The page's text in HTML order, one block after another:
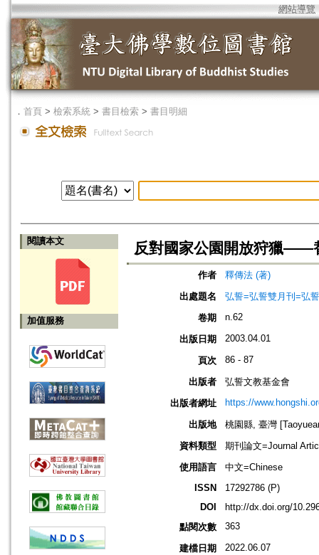
網站導覽
． 首頁 > 檢索系統 > 書目檢索 > 書目明細
閱讀本文
加值服務
反對國家公園開放狩獵——
作者
釋傳法 (著)
出處題名
弘誓=弘誓雙月刊=弘
卷期
n.62
出版日期 2003.04.01
頁次 86 - 87
出版者
弘誓文教基金會
出版者網址
https://
出版地
桃園縣, 臺灣
資料類型
期刊論文=Journal
使用語言
中文=Chinese
ISSN
17292786 (P)
DOI
http://dx.doi.org/
點閱次數
363
建檔日期 2022.06.07